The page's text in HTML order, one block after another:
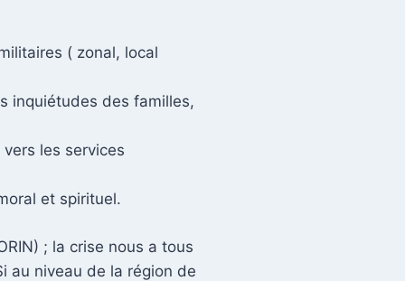
( zonal, local
inquiétudes des familles,
les services
et spirituel.
; la crise nous a tous
au niveau de la région de